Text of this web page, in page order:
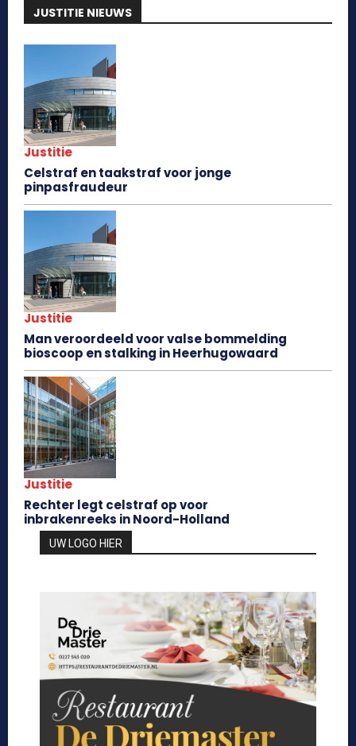
JUSTITIE NIEUWS
Justitie
Celstraf en taakstraf voor jonge
pinpasfraudeur
Justitie
Man veroordeeld voor valse bommelding
bioscoop en stalking in Heerhugowaard
Justitie
Rechter legt celstraf op voor
inbrakenreeks in Noord-Holland
UW LOGO HIER